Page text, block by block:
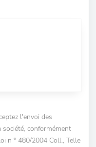
l'envoi des
conformément
n ° 480/2004 Coll., Telle